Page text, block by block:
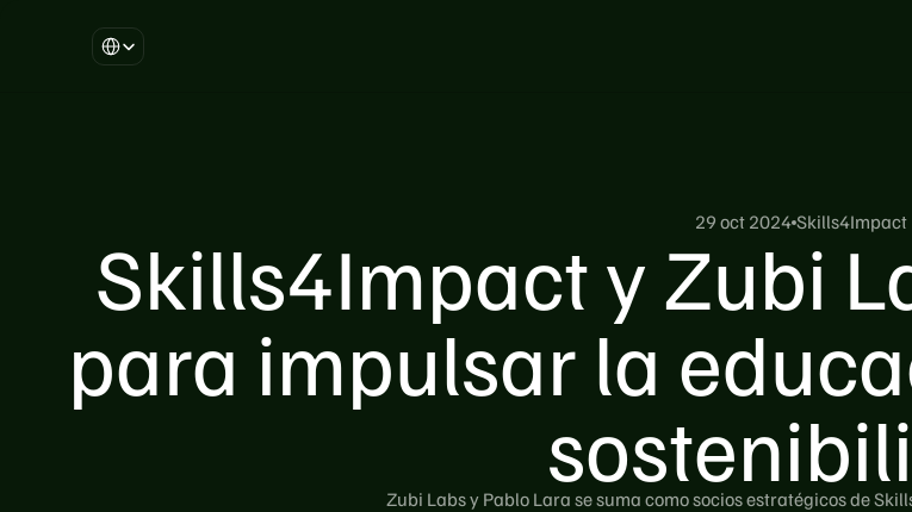
Select Language
29 oct 2024 Skills4Impact
Skills4Impact y Zubi
para impulsar la
Zubi Labs y Pablo Lara se suma como socios estratégicos de